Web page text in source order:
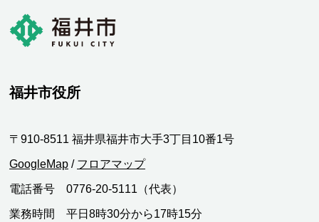
福井市役所
〒910-8511 福井県福井市大手3丁目10番1号
GoogleMap / フロアマップ
電話番号 0776-20-5111（代表）
業務時間 平日8時30分から17時15分